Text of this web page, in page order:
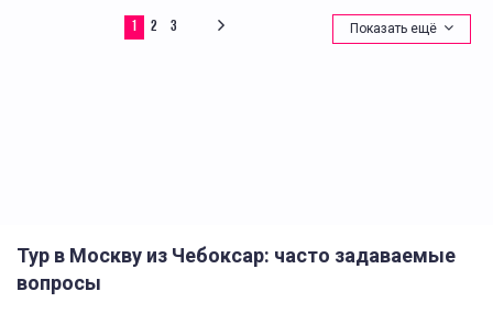
1 2 3 Показать ещё
Тур в Москву из Чебоксар: часто задаваемые
вопросы